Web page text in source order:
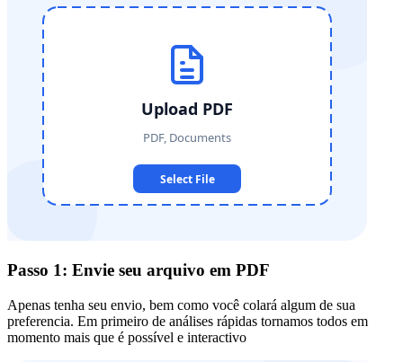
Passo 1: Envie seu arquivo em PDF
Apenas tenha seu envio, bem como você colará algum de sua
preferencia. Em primeiro de análises rápidas tornamos todos em
momento mais que é possível e interactivo